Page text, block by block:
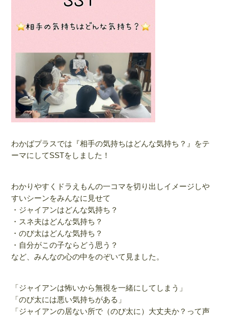
わかばプラスでは『相手の気持ちはどんな気持ち？』をテ
ーマにしてSSTをしました！
わかりやすくドラえもんの一コマを切り出しイメージしや
すいシーンをみんなに見せて
・ジャイアンはどんな気持ち？
・スネ夫はどんな気持ち？
・のび太はどんな気持ち？
・自分がこの子ならどう思う？
など、みんなの心の中をのぞいて見ました。
「ジャイアンは怖いから無視を一緒にしてしまう」
「のび太には悪い気持ちがある」
「ジャイアンの居ない所で（のび太に）大丈夫か？って声